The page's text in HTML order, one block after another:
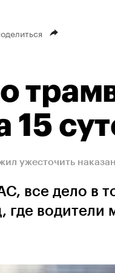
15
ужесточить
все дело в
где